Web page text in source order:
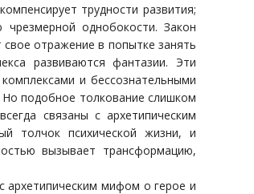
трудности развития;
однобокости. Закон
свое отражение в попытке занять
развиваются фантазии. Эти
и бессознательными
подобное толкование слишком
связаны с архетипическим
толчок психической жизни, и
вызывает трансформацию,
архетипическим мифом о герое и